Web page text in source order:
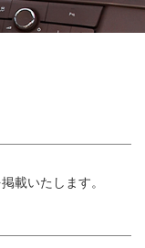
載いたします。